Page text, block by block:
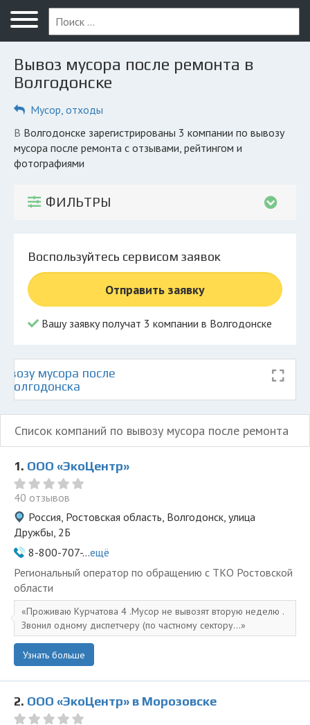
Меню
Главная
Вопрос юристу
Компании
КОМПАНИЯМ
© 2026 Все права защищены
Вывоз мусора после ремонта в
Волгодонске
Мусор, отходы
в Волгодонске зарегистрированы 3 компании по вывозу
мусора после ремонта с отзывами, рейтингом и
фотографиями
ФИЛЬТРЫ
Воспользуйтесь сервисом заявок
Отправить заявку
Вашу заявку получат 3 компании в Волгодонске
мусора после
Волгодонска
Список компаний по вывозу мусора после ремонта
1. ООО «ЭкоЦентр»
40 отзывов
Россия, Ростовская область, Волгодонск, улица
Дружбы, 2Б
8-800-707-...ещё
Региональный оператор по обращению с ТКО Ростовской
области
Проживаю Курчатова 4 .Мусор не вывозят вторую неделю .
Звонил одному диспетчеру (по частному сектору...
Узнать больше
2. ООО «ЭкоЦентр» в Морозовске